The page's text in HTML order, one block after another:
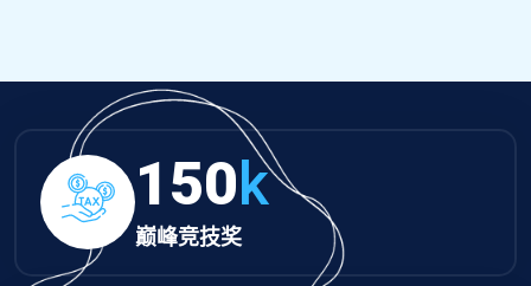
150k
巅峰竞技奖